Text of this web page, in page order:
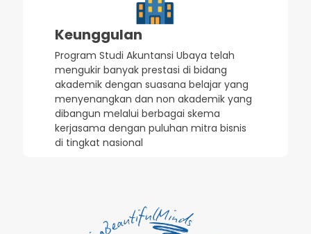
Keunggulan
Program Studi Akuntansi Ubaya telah
mengukir banyak prestasi di bidang
akademik dengan suasana belajar yang
menyenangkan dan non akademik yang
dibangun melalui berbagai skema
kerjasama dengan puluhan mitra bisnis
di tingkat nasional